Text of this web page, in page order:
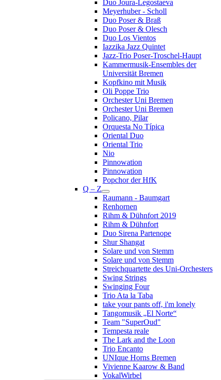
Duo Joura-Legostaeva
Meyerhuber - Scholl
Duo Poser & Braß
Duo Poser & Olesch
Duo Los Vientos
Iazzika Jazz Quintet
Jazz-Trio Poser-Troschel-Haupt
Kammermusik-Ensembles der
Universität Bremen
Kopfkino mit Musik
Oli Poppe Trio
Orchester Uni Bremen
Orchester Uni Bremen
Policano, Pilar
Orquesta No Típica
Oriental Duo
Oriental Trio
Nio
Pinnowation
Pinnowation
Popchor der HfK
Q – Z
Raumann - Baumgart
Renhornen
Rihm & Dühnfort 2019
Rihm & Dühnfort
Duo Sirena Partenope
Shur Shangat
Solare und von Stemm
Solare und von Stemm
Streichquartette des Uni-Orchesters
Swing Strings
Swinging Four
Trio Ata la Taba
take your pants off, i'm lonely
Tangomusik „El Norte“
Team "SuperOud"
Tempesta reale
The Lark and the Loon
Trio Encanto
UNIque Horns Bremen
Vivienne Kaarow & Band
VokalWirbel